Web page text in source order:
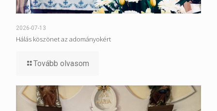
2026-07-13
Hálás köszönet az adományokért
Tovább olvasom